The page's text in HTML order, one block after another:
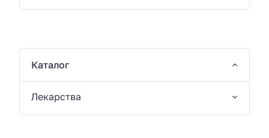
Каталог
Лекарства